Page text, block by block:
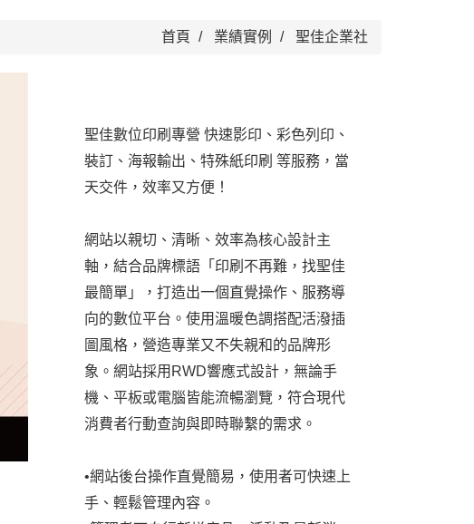
首頁 業績實例 聖佳企業社
聖佳數位印刷專營 快速影印、彩色列印、
裝訂、海報輸出、特殊紙印刷 等服務，當
天交件，效率又方便！
網站以親切、清晰、效率為核心設計主
軸，結合品牌標語「印刷不再難，找聖佳
最簡單」，打造出一個直覺操作、服務導
向的數位平台。使用溫暖色調搭配活潑插
圖風格，營造專業又不失親和的品牌形
象。網站採用RWD響應式設計，無論手
機、平板或電腦皆能流暢瀏覽，符合現代
消費者行動查詢與即時聯繫的需求。
•網站後台操作直覺簡易，使用者可快速上
手、輕鬆管理內容。